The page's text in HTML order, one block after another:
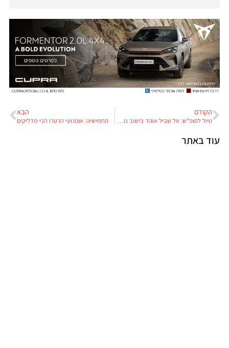
הקודם
טיול לסופ"ש: אל שביל אוהד בישוב נופית
הבא
החמישיה: אופנועי הרטרו הכי מדליקים
עוד באתר